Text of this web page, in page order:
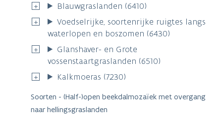
Blauwgraslanden (6410)
Voedselrijke, soortenrijke ruigtes langs
waterlopen en boszomen (6430)
Glanshaver- en Grote
vossenstaartgraslanden (6510)
Kalkmoeras (7230)
Soorten - (Half-)open beekdalmozaïek met overgang
naar hellingsgraslanden